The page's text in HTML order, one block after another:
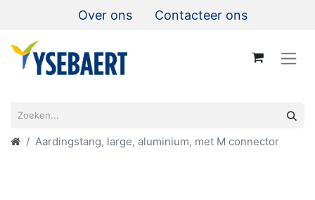
Over ons Contacteer ons
Aardingstang, large, aluminium, met M connector